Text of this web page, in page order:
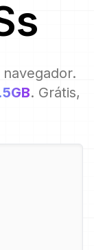
s
. Grátis,